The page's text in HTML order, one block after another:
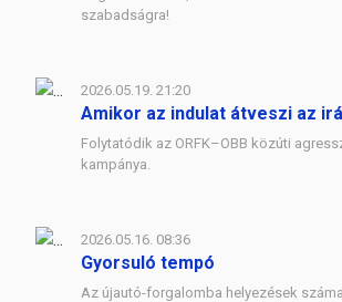
szabadságra!
2026.05.19. 21:20
Amikor az indulat átveszi az
Folytatódik az ORFK–OBB közúti
kampánya.
2026.05.16. 08:36
Gyorsuló tempó
Az újautó-forgalomba helyezések